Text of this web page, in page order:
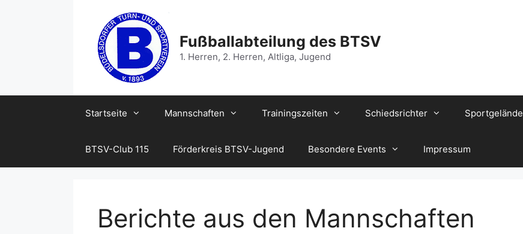
Fußballabteilung des BTSV
1. Herren, 2. Herren, Altliga, Jugend
Startseite Mannschaften Trainingszeiten Schiedsrichter Sportgelände
BTSV-Club 115 Förderkreis BTSV-Jugend Besondere Events Impressum
Berichte aus den Mannschaften